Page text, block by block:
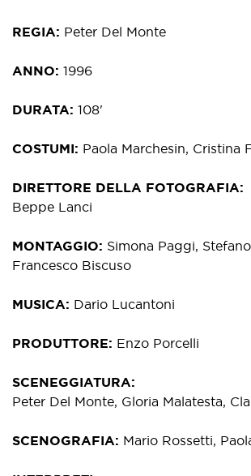
REGIA Peter Del Monte
ANNO 1996
DURATA 108'
COSTUMI Paola Marchesin, Cristina
DIRETTORE DELLA FOTOGRAFIA
Beppe Lanci
MONTAGGIO
Simona Paggi,
Francesco Biscuso
MUSICA Dario Lucantoni
PRODUTTORE Enzo Porcelli
SCENEGGIATURA
Peter Del Monte, Gloria Malatesta,
SCENOGRAFIA Mario Rossetti,